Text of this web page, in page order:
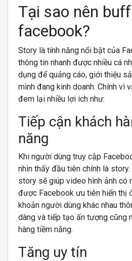
Tại sao nên
facebook?
Story là tính năng nổi bật của
thông tin nhanh được nhiều cá
dụng để quảng cáo, giới thiệu
mình đang kinh doanh. Chính vì
đem lại nhiều lợi ích như:
Tiếp cận khách
năng
Khi người dùng truy cập
nhìn thấy đầu tiên chính là
story sẽ giúp video hình ảnh có
được Facebook ưu tiên hiển thị
khoản người dùng khác nhau
dàng và tiếp tạo ấn tượng cũng
hàng tiềm năng.
Tăng uy tín